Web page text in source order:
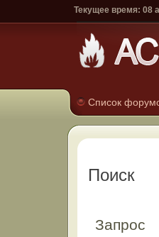
Текущее время: 08
Список
Поиск
Запрос